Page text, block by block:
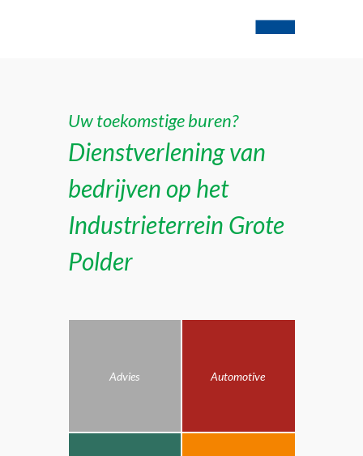
Uw toekomstige buren?
Dienstverlening van
bedrijven op het
Industrieterrein Grote
Polder
Advies Automotive